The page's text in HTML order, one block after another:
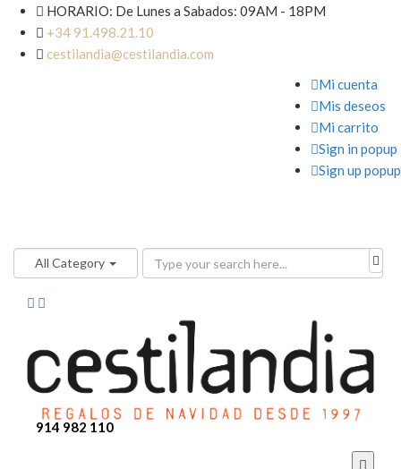
 HORARIO: De Lunes a Sabados: 09AM - 18PM
 +34 91.498.21.10
 cestilandia@cestilandia.com
Mi cuenta
Mis deseos
Mi carrito
Sign in popup
Sign up popup
All Category
914 982 110
